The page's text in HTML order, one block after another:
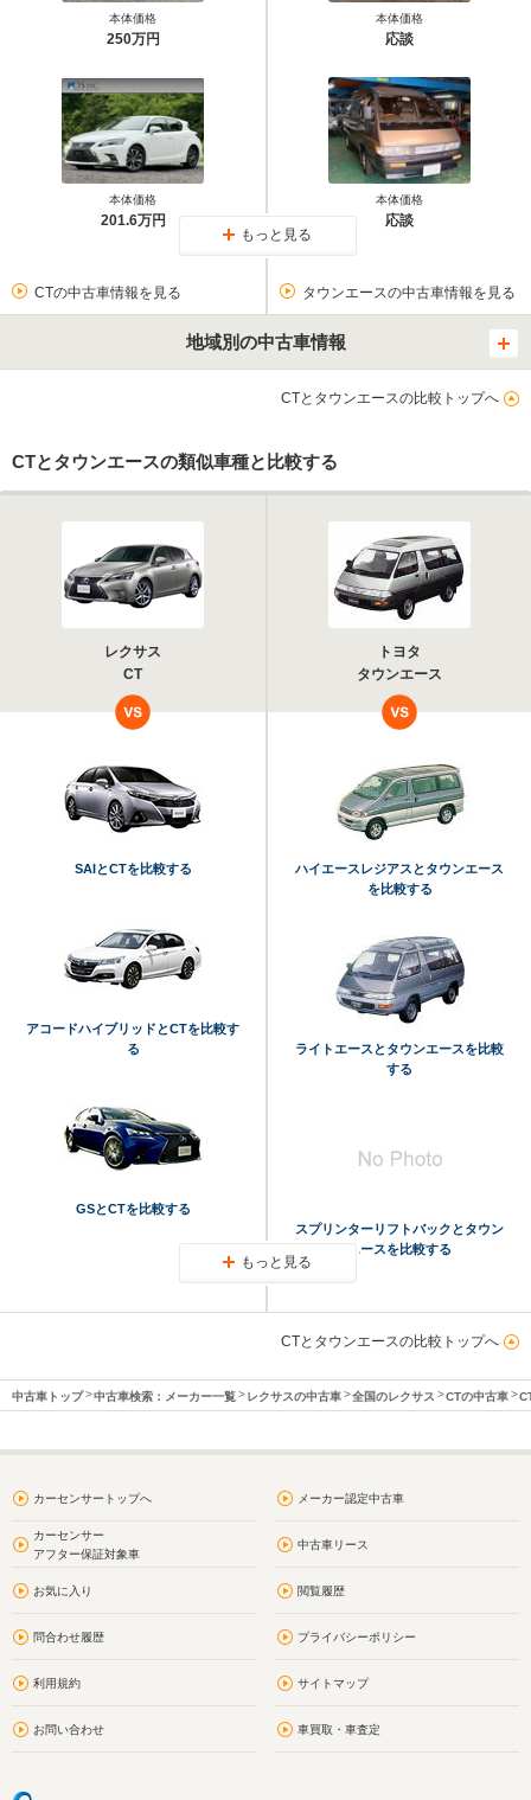
本体価格
250万円
本体価格
201.6万円
本体価格
応談
本体価格
応談
もっと見る
CTの中古車情報を見る タウンエースの中古車情報を見る
地域別の中古車情報
CTとタウンエースの比較トップへ
CTとタウンエースの類似車種と比較する
レクサス
CT
トヨタ
タウンエース
SAIとCTを比較する
アコードハイブリッドとCTを比較す
る
GSとCTを比較する
ハイエースレジアスとタウンエース
を比較する
ライトエースとタウンエースを比較
する
スプリンターリフトバックとタウン
エースを比較する
もっと見る
CTとタウンエースの比較トップへ
中古車トップ 中古車検索：メーカー一覧 レクサスの中古車 全国のレクサス CTの中古車
カーセンサートップへ メーカー認定中古車
カーセンサー
アフター保証対象車
中古車リース
お気に入り 閲覧履歴
問合わせ履歴 プライバシーポリシー
利用規約 サイトマップ
お問い合わせ 車買取・車査定